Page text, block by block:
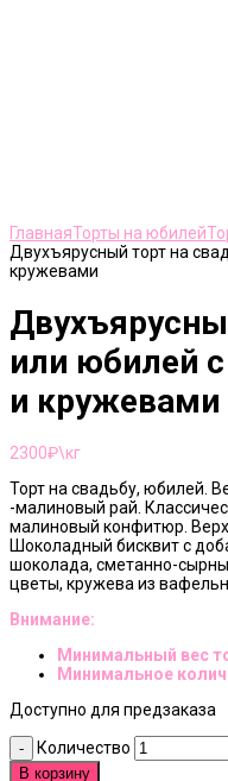
ГлавнаяТорты на юбилей
Двухъярусный торт на
кружевами
или юбилей
и кружевами
2300₽\кг
Торт на свадьбу, юбилей.
-малиновый рай.
малиновый конфитюр.
Шоколадный бисквит с
шоколада, сметанно-
цветы, кружева из
Внимание:
Минимальный вес
Минимальное
Доступно для предзаказа
Количество
В корзину